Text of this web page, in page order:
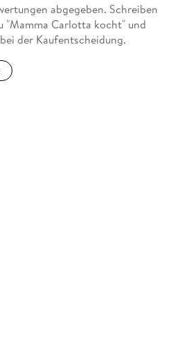
abgegeben. Schreiben
"Mamma Carlotta kocht" und
der Kaufentscheidung.